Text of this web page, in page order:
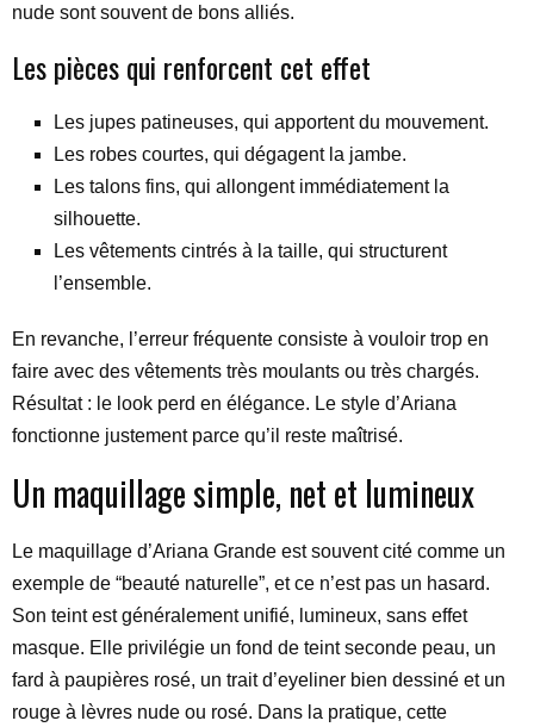
nude sont souvent de bons alliés.
Les pièces qui renforcent cet effet
Les jupes patineuses, qui apportent du mouvement.
Les robes courtes, qui dégagent la jambe.
Les talons fins, qui allongent immédiatement la
silhouette.
Les vêtements cintrés à la taille, qui structurent
l’ensemble.
En revanche, l’erreur fréquente consiste à vouloir trop en
faire avec des vêtements très moulants ou très chargés.
Résultat : le look perd en élégance. Le style d’Ariana
fonctionne justement parce qu’il reste maîtrisé.
Un maquillage simple, net et lumineux
Le maquillage d’Ariana Grande est souvent cité comme un
exemple de “beauté naturelle”, et ce n’est pas un hasard.
Son teint est généralement unifié, lumineux, sans effet
masque. Elle privilégie un fond de teint seconde peau, un
fard à paupières rosé, un trait d’eyeliner bien dessiné et un
rouge à lèvres nude ou rosé. Dans la pratique, cette